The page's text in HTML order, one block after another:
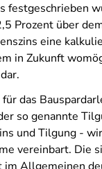
festgeschrieben
Prozent über
eine
in Zukunft
das
so genannte
und Tilgung -
vereinbart. Die